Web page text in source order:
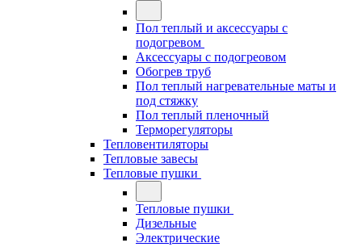
Пол теплый и аксессуары с
подогревом
Аксессуары с подогреовом
Обогрев труб
Пол теплый нагревательные маты и
под стяжку
Пол теплый пленочный
Терморегуляторы
Тепловентиляторы
Тепловые завесы
Тепловые пушки
Тепловые пушки
Дизельные
Электрические